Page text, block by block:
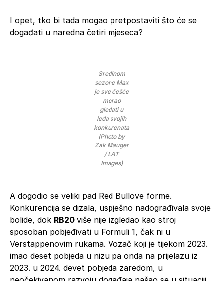
I opet, tko bi tada mogao pretpostaviti što će se
događati u naredna četiri mjeseca?
Sredinom
sezone Max
je sve češće
morao
gledati u
leđa svojih
konkurenata
(Photo by
Zak Mauger
/ LAT
Images)
A dogodio se veliki pad Red Bullove forme.
Konkurencija se dizala, uspješno nadograđivala svoje
bolide, dok RB20 više nije izgledao kao stroj
sposoban pobjeđivati u Formuli 1, čak ni u
Verstappenovim rukama. Vozač koji je tijekom 2023.
imao deset pobjeda u nizu pa onda na prijelazu iz
2023. u 2024. devet pobjeda zaredom, u